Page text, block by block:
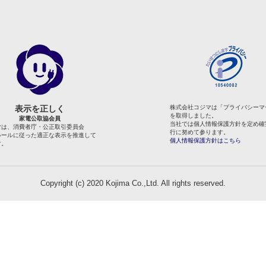
表示を正しく
家電公取協会員
は、消費者庁・公正取引委員会
ールに従った適正な表示を推進して
株式会社コジマは「プライバシーマ
を取得しました。
当社では個人情報保護方針を定め確
行に努めて参ります。
個人情報保護方針はこちら
Copyright (c) 2020 Kojima Co.,Ltd. All rights reserved.